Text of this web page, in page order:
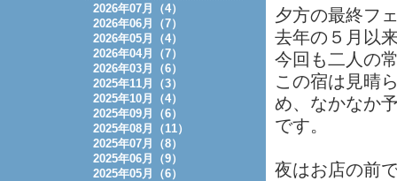
夕方の最終フ
去年の５月以
今回も二人の
この宿は見晴
め、なかなか
です。
夜はお店の前
2026年07月（4）
2026年06月（7）
2026年05月（4）
2026年04月（7）
2026年03月（6）
2025年11月（3）
2025年10月（4）
2025年09月（6）
2025年08月（11）
2025年07月（8）
2025年06月（9）
2025年05月（6）